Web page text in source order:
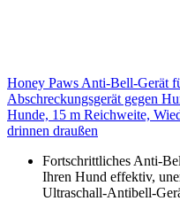
Honey Paws Anti-Bell-Gerät
Abschreckungsgerät gegen
Hunde, 15 m Reichweite,
drinnen draußen
Fortschrittliches Anti-
Ihren Hund effektiv,
Ultraschall-Antibell-